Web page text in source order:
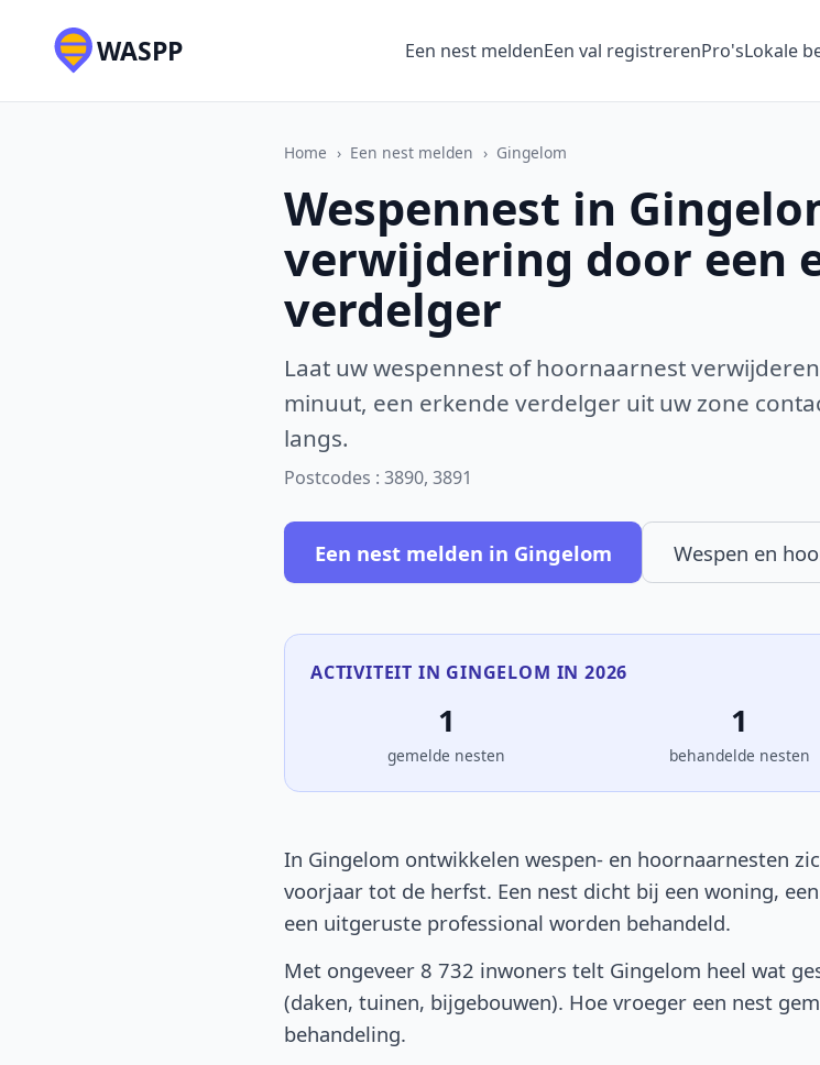
WASPP Een nest meldenEen val registrerenPro'sLokale
Home › Een nest melden › Gingelom
Wespennest in
verwijdering door een
verdelger
Laat uw wespennest of hoornaarnest
minuut, een erkende verdelger uit uw zone
langs.
Postcodes : 3890, 3891
Een nest melden in Gingelom Wespen en
ACTIVITEIT IN GINGELOM IN 2026
1
gemelde nesten
1
behandelde nesten
In Gingelom ontwikkelen wespen- en hoornaarnesten
voorjaar tot de herfst. Een nest dicht bij een woning,
een uitgeruste professional worden behandeld.
Met ongeveer 8 732 inwoners telt Gingelom heel wat
(daken, tuinen, bijgebouwen). Hoe vroeger een nest
behandeling.